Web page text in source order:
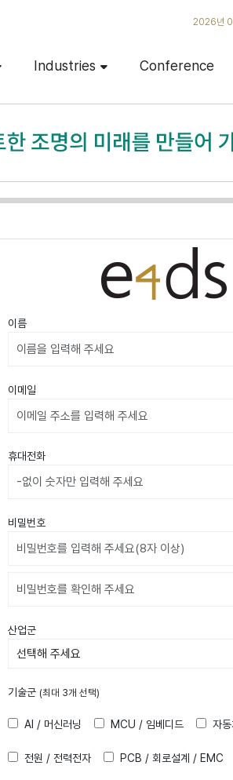
2026년
Industries Conference
이름
이메일
휴대전화
비밀번호
비밀번호확인
산업군
기술군 (최대 3개 선택)
AI / 머신러닝 MCU / 임베디드 자
전원 / 전력전자 PCB / 회로설계 / EMC